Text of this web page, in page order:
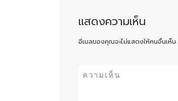
แสดงความเห็น
อีเมลของคุณจะไม่แสดงให้คนอื่นเห็น
ความเห็น